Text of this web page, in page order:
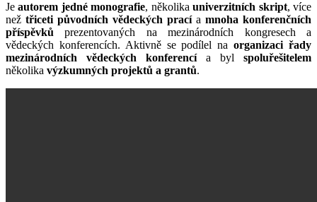
Jeautorem jedné monografie, několikauniverzitních skript, více
než třiceti původních vědeckých pracía mnoha konferenčních
příspěvků prezentovaných na mezinárodních kongresech a
vědeckých konferencích. Aktivně se podílel naorganizaci řady
mezinárodních vědeckých konferencía byl spoluřešitelem
několika výzkumných projektů a grantů.